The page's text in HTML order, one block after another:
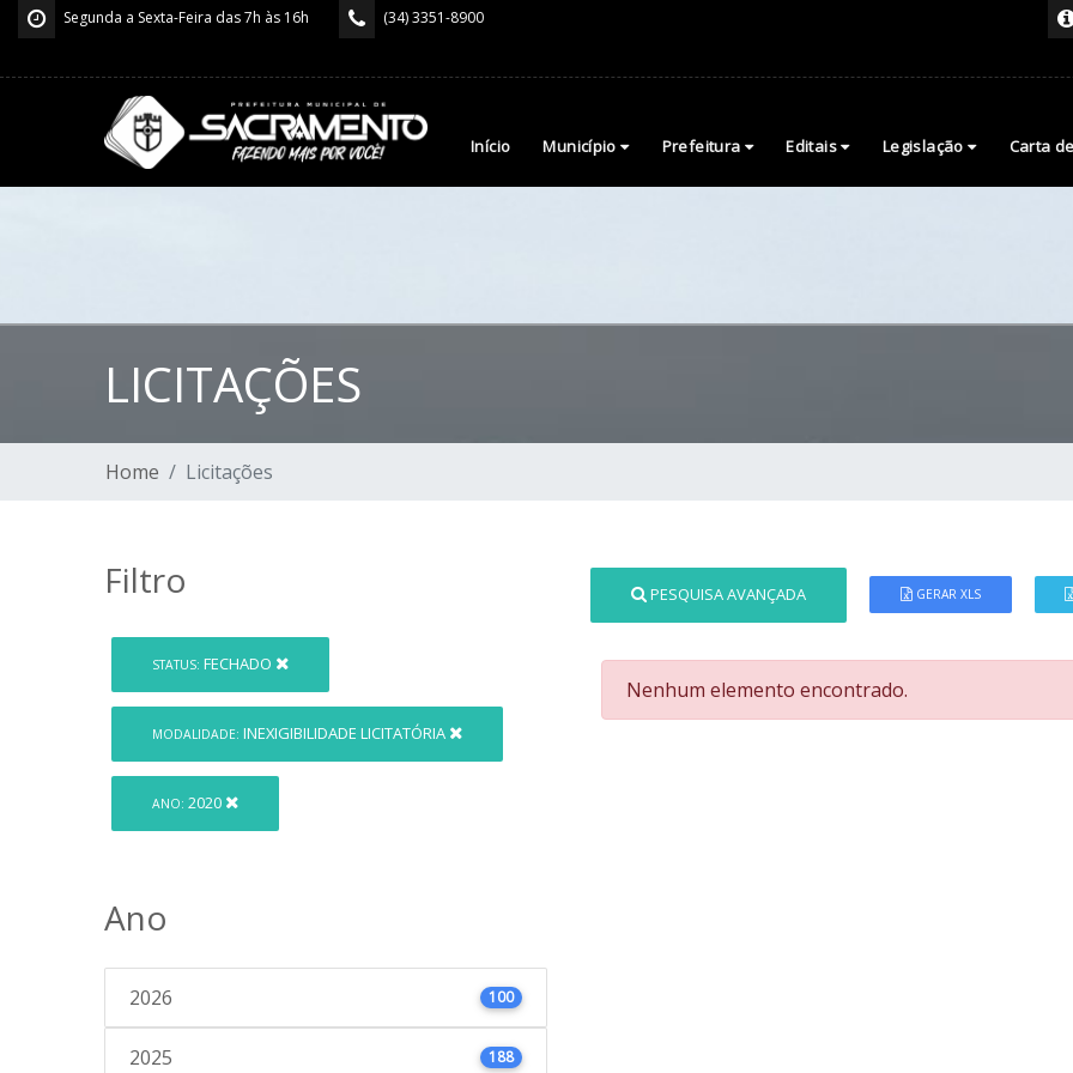
Segunda a Sexta-Feira das 7h às 16h (34) 3351-8900
Início Município Prefeitura Editais Legislação Carta
LICITAÇÕES
Home Licitações
Filtro
STATUS: FECHADO
MODALIDADE: INEXIGIBILIDADE LICITATÓRIA
ANO: 2020
Ano
2026 100
2025 188
PESQUISA AVANÇADA GERAR XLS
Nenhum elemento encontrado.